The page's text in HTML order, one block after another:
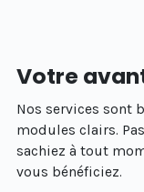
Votre
Nos services sont
modules clairs.
sachiez à tout
vous bénéficiez.